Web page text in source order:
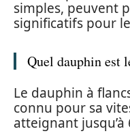
simples, peuvent
significatifs pour
Quel dauphin est
Le dauphin à
connu pour sa
atteignant jusqu’à